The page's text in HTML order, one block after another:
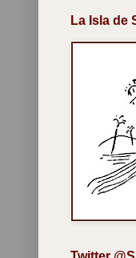
La Isla de